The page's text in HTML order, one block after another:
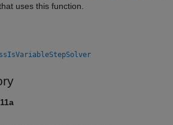
uses this function.
ssIsVariableStepSolver